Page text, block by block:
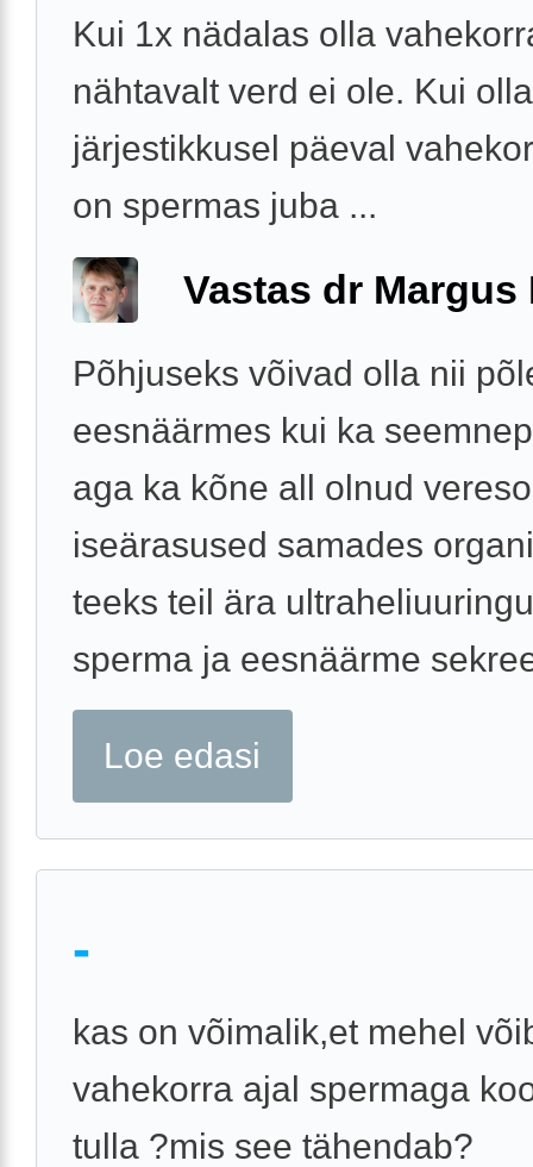
Kui 1x nädalas olla
nähtavalt verd ei ole. Kui
järjestikkusel päeval
on spermas juba ...
Vastas dr Margus
Põhjuseks võivad olla nii
eesnäärmes kui ka
aga ka kõne all olnud
iseärasused samades
teeks teil ära
sperma ja eesnäärme
Loe edasi
-
kas on võimalik,et mehel
vahekorra ajal spermaga
tulla ?mis see tähendab?